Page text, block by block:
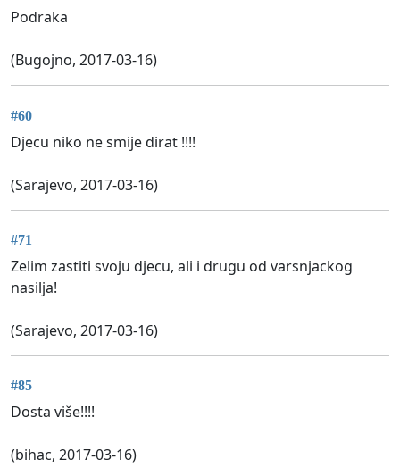
Podraka
(Bugojno, 2017-03-16)
#60
Djecu niko ne smije dirat !!!!
(Sarajevo, 2017-03-16)
#71
Zelim zastiti svoju djecu, ali i drugu od varsnjackog
nasilja!
(Sarajevo, 2017-03-16)
#85
Dosta više!!!!
(bihac, 2017-03-16)